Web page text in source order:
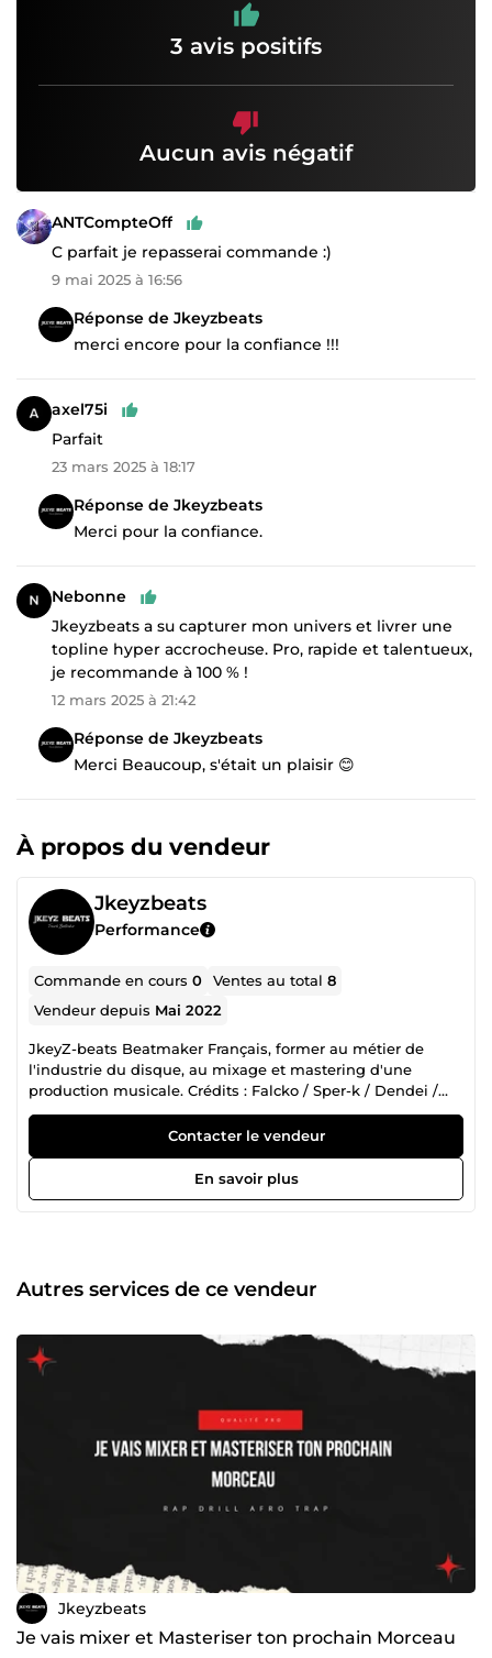
3 avis positifs
Aucun avis négatif
ANTCompteOff
C parfait je repasserai commande :)
9 mai 2025 à 16:56
Réponse de Jkeyzbeats
merci encore pour la confiance !!!
axel75i
Parfait
23 mars 2025 à 18:17
Réponse de Jkeyzbeats
Merci pour la confiance.
Nebonne
Jkeyzbeats a su capturer mon univers et livrer une
topline hyper accrocheuse. Pro, rapide et talentueux,
je recommande à 100 % !
12 mars 2025 à 21:42
Réponse de Jkeyzbeats
Merci Beaucoup, s'était un plaisir 😊
À propos du vendeur
Jkeyzbeats
Performance
Commande en cours0 Ventes au total8
Vendeur depuis Mai 2022
JkeyZ-beats Beatmaker Français, former au métier de
l'industrie du disque, au mixage et mastering d'une
production musicale. Crédits : Falcko / Sper-k / Dendei /
Sleyfa / Secro-Star / Swif Guad / Lebza Khey / Cupidon
Contacter le vendeur
En savoir plus
Autres services de ce vendeur
Jkeyzbeats
Je vais mixer et Masteriser ton prochain Morceau